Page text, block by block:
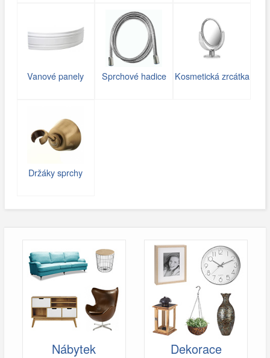
Vanové panely Sprchové hadice Kosmetická zrcátka
Držáky sprchy
Nábytek Dekorace